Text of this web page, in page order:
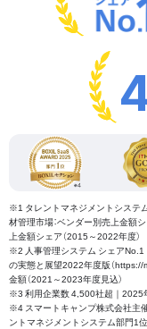
※1 タレントマネジメントシステ
材管理市場：ベンダー別売上金額
上金額シェア（2015～2022年度）
※2 人事管理システム シェアNo.1
の実態と展望2022年度版（https://
金額（2021～2023年度見込）
※3 利用企業数 4,500社超｜2025
※4 スマートキャンプ株式会社主
ントマネジメントシステム部門1